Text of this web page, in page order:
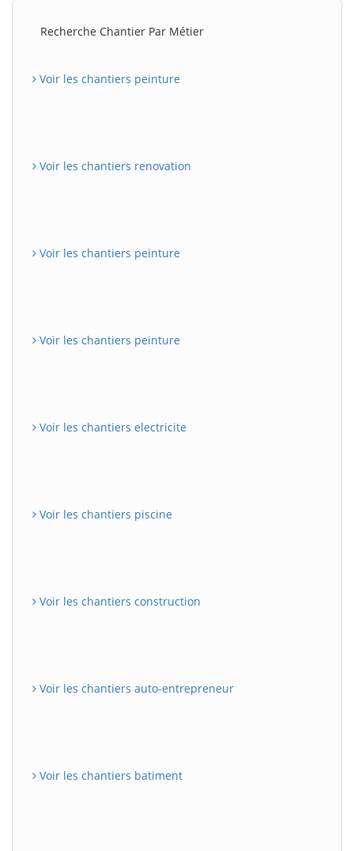
Recherche Chantier Par Métier
Voir les chantiers peinture
Voir les chantiers renovation
Voir les chantiers peinture
Voir les chantiers peinture
Voir les chantiers electricite
Voir les chantiers piscine
Voir les chantiers construction
Voir les chantiers auto-entrepreneur
Voir les chantiers batiment